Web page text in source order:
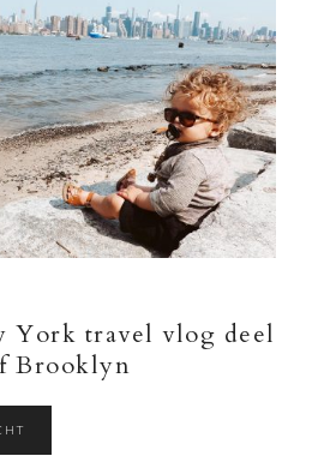
York travel vlog deel
Brooklyn